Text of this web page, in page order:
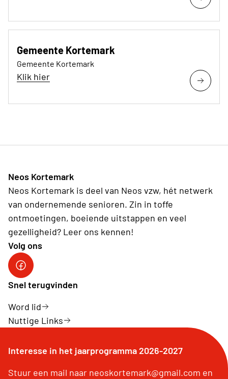
Gemeente Kortemark
Gemeente Kortemark
Klik hier
Neos Kortemark
Neos Kortemark is deel van Neos vzw, hét netwerk
van ondernemende senioren. Zin in toffe
ontmoetingen, boeiende uitstappen en veel
gezelligheid? Leer ons kennen!
Volg ons
Snel terugvinden
Word lid
Nuttige Links
Interesse in het jaarprogramma 2026-2027
Stuur een mail naar neoskortemark@gmail.com en